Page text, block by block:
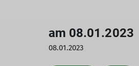
am 08.01.2023
08.01.2023